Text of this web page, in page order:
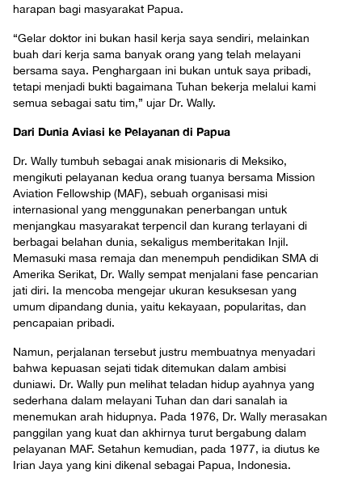
harapan bagi masyarakat Papua.
“Gelar doktor ini bukan hasil kerja saya sendiri, melainkan
buah dari kerja sama banyak orang yang telah melayani
bersama saya. Penghargaan ini bukan untuk saya pribadi,
tetapi menjadi bukti bagaimana Tuhan bekerja melalui kami
semua sebagai satu tim,” ujar Dr. Wally.
Dari Dunia Aviasi ke Pelayanan di Papua
Dr. Wally tumbuh sebagai anak misionaris di Meksiko,
mengikuti pelayanan kedua orang tuanya bersama Mission
Aviation Fellowship (MAF), sebuah organisasi misi
internasional yang menggunakan penerbangan untuk
menjangkau masyarakat terpencil dan kurang terlayani di
berbagai belahan dunia, sekaligus memberitakan Injil.
Memasuki masa remaja dan menempuh pendidikan SMA di
Amerika Serikat, Dr. Wally sempat menjalani fase pencarian
jati diri. Ia mencoba mengejar ukuran kesuksesan yang
umum dipandang dunia, yaitu kekayaan, popularitas, dan
pencapaian pribadi.
Namun, perjalanan tersebut justru membuatnya menyadari
bahwa kepuasan sejati tidak ditemukan dalam ambisi
duniawi. Dr. Wally pun melihat teladan hidup ayahnya yang
sederhana dalam melayani Tuhan dan dari sanalah ia
menemukan arah hidupnya. Pada 1976, Dr. Wally merasakan
panggilan yang kuat dan akhirnya turut bergabung dalam
pelayanan MAF. Setahun kemudian, pada 1977, ia diutus ke
Irian Jaya yang kini dikenal sebagai Papua, Indonesia.